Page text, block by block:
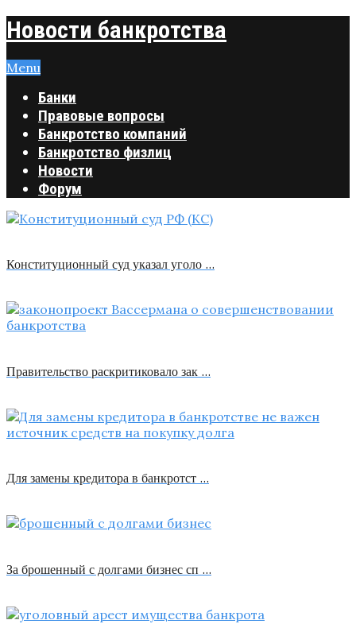
Новости банкротства
Menu
Банки
Правовые вопросы
Банкротство компаний
Банкротство физлиц
Новости
Форум
Конституционный суд указал уголо …
Правительство раскритиковало зак …
Для замены кредитора в банкротст …
За брошенный с долгами бизнес сп …